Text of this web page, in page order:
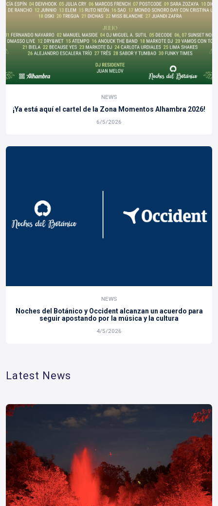
NEWS
¡Ya está aquí el cartel de la Zona Momentos Alhambra 2026!
6/5/2026
NEWS
Noches del Botánico y Occident alcanzan un acuerdo para
seguir apostando por la música y la cultura
4/5/2026
Latest News